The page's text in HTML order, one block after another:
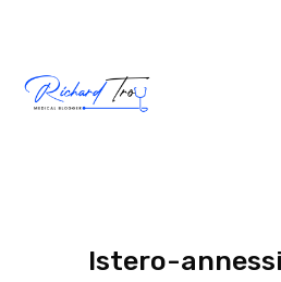
Istero-